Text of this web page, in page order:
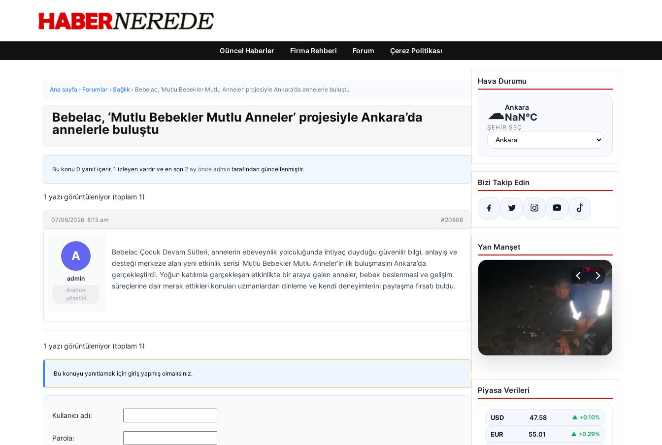
Güncel Haberler Firma Rehberi Forum Çerez Politikası
Ana sayfa › Forumlar › Sağlık › Bebelac, ‘Mutlu Bebekler Mutlu Anneler’ projesiyle Ankara’da annelerle buluştu
Bebelac, ‘Mutlu Bebekler Mutlu Anneler’ projesiyle Ankara’da
annelerle buluştu
Bu konu 0 yanıt içerir, 1 izleyen vardır ve en son 2 ay önce admin tarafından güncellenmiştir.
1 yazı görüntüleniyor (toplam 1)
07/06/2026: 8:15 am #20806
A
admin
Anahtar
yönetici
Bebelac Çocuk Devam Sütleri, annelerin ebeveynlik yolculuğunda ihtiyaç duyduğu güvenilir bilgi, anlayış ve
desteği merkeze alan yeni etkinlik serisi ‘Mutlu Bebekler Mutlu Anneler’in ilk buluşmasını Ankara’da
gerçekleştirdi. Yoğun katılımla gerçekleşen etkinlikte bir araya gelen anneler, bebek beslenmesi ve gelişim
süreçlerine dair merak ettikleri konuları uzmanlardan dinleme ve kendi deneyimlerini paylaşma fırsatı buldu.
1 yazı görüntüleniyor (toplam 1)
Bu konuyu yanıtlamak için giriş yapmış olmalısınız.
Kullanıcı adı:
Parola:
Hava Durumu
☁Ankara
NaN°C
ŞEHIR SEÇ
Bizi Takip Edin
Yan Manşet
Sahilde yönünü şaşıran
caretta carettayı
ulaştırdı
Piyasa Verileri
USD 47.58 ▲ +0.10%
EUR 55.01 ▲ +0.29%